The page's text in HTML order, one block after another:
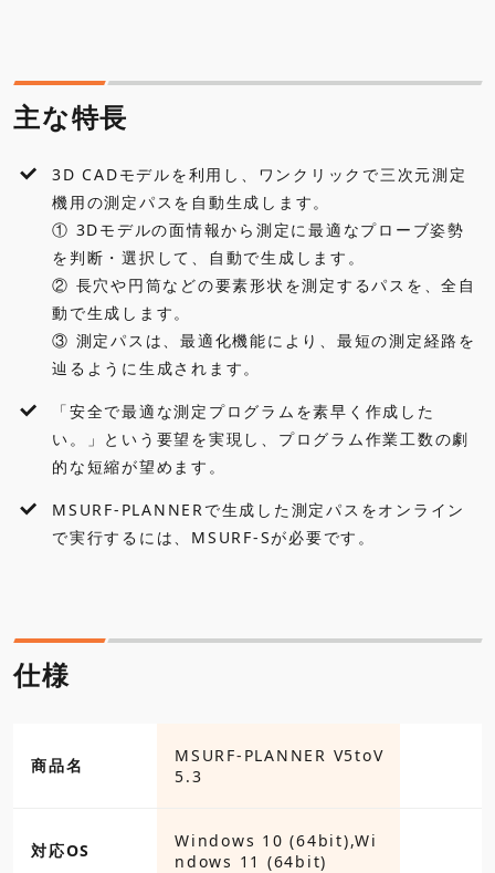
仕様
各種ダウンロード
よくあるご質問
主な特長
3D CADモデルを利用し、ワンクリックで三次元測定
機用の測定パスを自動生成します。
① 3Dモデルの面情報から測定に最適なプローブ姿勢
を判断・選択して、自動で生成します。
② 長穴や円筒などの要素形状を測定するパスを、全自
動で生成します。
③ 測定パスは、最適化機能により、最短の測定経路を
「安全で最適な測定プログラムを素早く作成した
い。」という要望を実現し、プログラム作業工数の劇
的な短縮が望めます。
MSURF-PLANNERで生成した測定パスをオンライン
で実行するには、MSURF-Sが必要です。
仕様
商品名
MSURF-PLANNER V5toV
5.3
対応OS
Windows 10 (64bit),Wi
ndows 11 (64bit)